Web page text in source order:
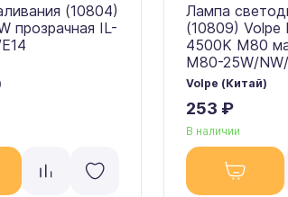
(10804)
прозрачная IL-
Лампа
(10809) Volpe
4500K M80
M80-25W/
Volpe (Китай)
253 ₽
В наличии